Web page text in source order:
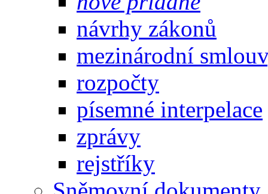
návrhy zákonů
mezinárodní
rozpočty
písemné interpelace
zprávy
rejstříky